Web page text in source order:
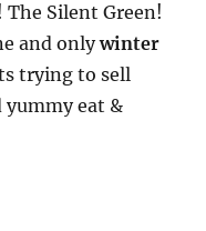
Silent Green!
and onlywinter
trying to sell
eat &